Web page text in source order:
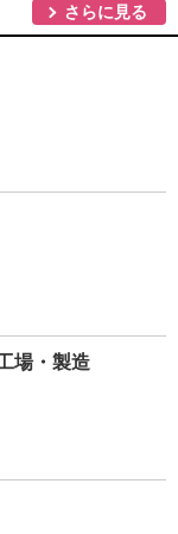
さらに見る
場・製造